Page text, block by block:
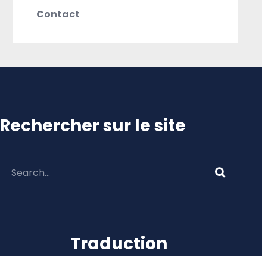
Contact
Rechercher sur le site
Traduction